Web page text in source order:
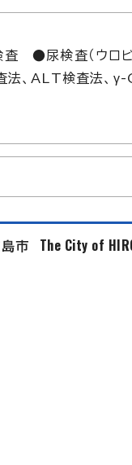
●尿検査（ウロビ
法、ALT検査法、
島市 The City of